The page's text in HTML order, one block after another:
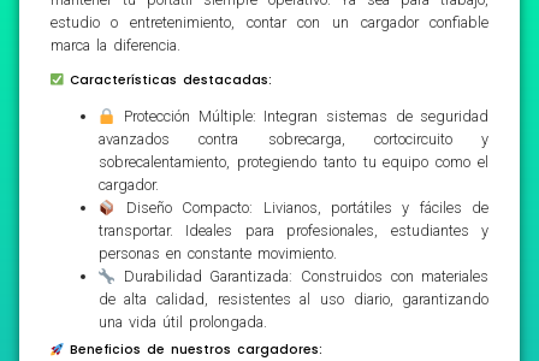
estudio o entretenimiento, contar con un cargador confiable
marca la diferencia.
Características destacadas:
Protección Múltiple: Integran sistemas de seguridad
avanzados contra sobrecarga, cortocircuito y
sobrecalentamiento, protegiendo tanto tu equipo como el
cargador.
Diseño Compacto: Livianos, portátiles y fáciles de
transportar. Ideales para profesionales, estudiantes y
personas en constante movimiento.
Durabilidad Garantizada: Construidos con materiales
de alta calidad, resistentes al uso diario, garantizando
una vida útil prolongada.
Beneficios de nuestros cargadores: